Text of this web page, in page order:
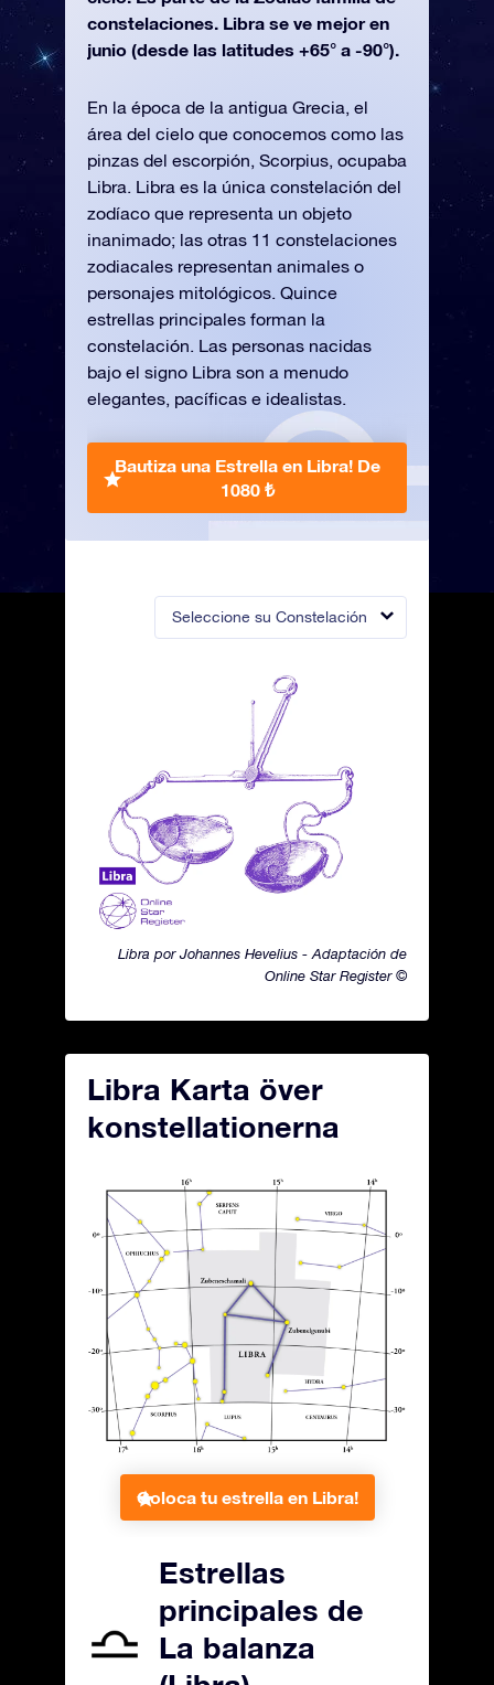
Seleccione su Constelación
Libra por Johannes Hevelius - Adaptación de
Online Star Register ©
constelaciones. Libra se ve mejor en
junio (desde las latitudes +65° a -90°).
En la época de la antigua Grecia, el
área del cielo que conocemos como las
pinzas del escorpión, Scorpius, ocupaba
Libra. Libra es la única constelación del
zodíaco que representa un objeto
inanimado; las otras 11 constelaciones
zodiacales representan animales o
personajes mitológicos. Quince
estrellas principales forman la
constelación. Las personas nacidas
bajo el signo Libra son a menudo
elegantes, pacíficas e idealistas.
Bautiza una Estrella en Libra! De
1080 ₺
Libra Karta över
konstellationerna
Coloca tu estrella en Libra!
Estrellas
principales de
La balanza